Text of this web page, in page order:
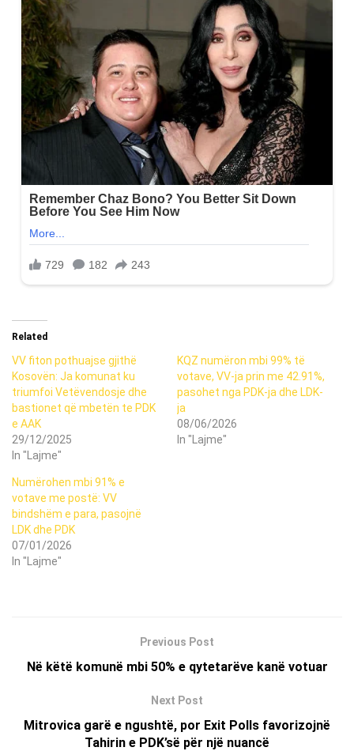
Related
VV fiton pothuajse gjithë
Kosovën: Ja komunat ku
triumfoi Vetëvendosje dhe
bastionet që mbetën te PDK
e AAK
29/12/2025
In "Lajme"
KQZ numëron mbi 99% të
votave, VV-ja prin me 42.91%,
pasohet nga PDK-ja dhe LDK-
ja
08/06/2026
In "Lajme"
Numërohen mbi 91% e
votave me postë: VV
bindshëm e para, pasojnë
LDK dhe PDK
07/01/2026
In "Lajme"
Previous Post
Në këtë komunë mbi 50% e qytetarëve kanë votuar
Next Post
Mitrovica garë e ngushtë, por Exit Polls favorizojnë
Tahirin e PDK’së për një nuancë